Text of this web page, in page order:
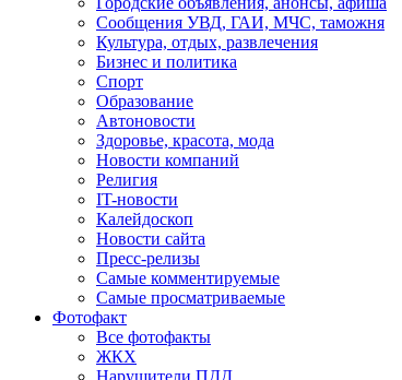
Сообщения УВД, ГАИ, МЧС, таможня
Культура, отдых, развлечения
Бизнес и политика
Спорт
Образование
Автоновости
Здоровье, красота, мода
Новости компаний
Религия
IT-новости
Калейдоскоп
Новости сайта
Пресс-релизы
Самые комментируемые
Самые просматриваемые
Фотофакт
Все фотофакты
ЖКХ
Нарушители ПДД